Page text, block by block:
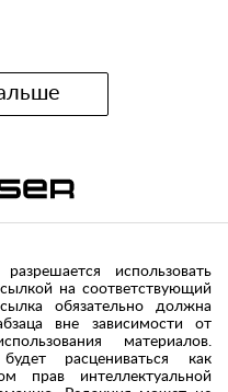
разрешается использовать
на соответствующий
обязательно должна
вне зависимости от
материалов.
расцениваться как
прав интеллектуальной